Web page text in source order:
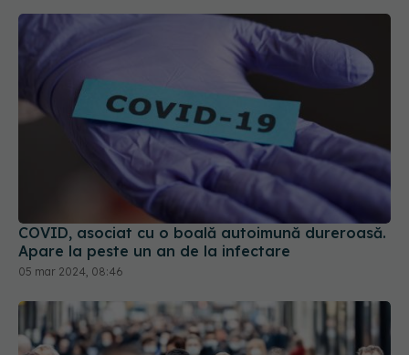
COVID, asociat cu o boală autoimună dureroasă.
Apare la peste un an de la infectare